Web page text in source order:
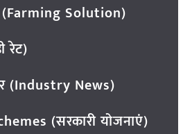
(Farming Solution)
रेट)
(Industry News)
(सरकारी योजनाएं)